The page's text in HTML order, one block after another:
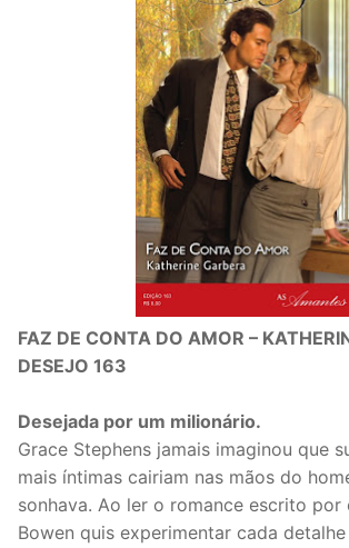
FAZ DE CONTA DO AMOR –
DESEJO 163
Desejada por um milionário.
Grace Stephens jamais imaginou que
mais íntimas cairiam nas mãos do
sonhava. Ao ler o romance escrito por
Bowen quis experimentar cada